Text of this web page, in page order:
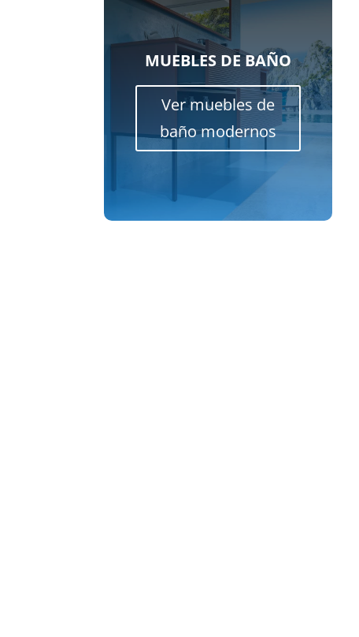
MUEBLES DE BAÑO
Ver muebles de
baño modernos